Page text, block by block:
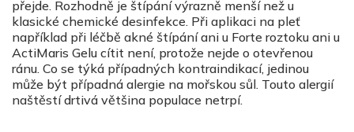
přejde. Rozhodně je štípání výrazně menší než u
klasické chemické desinfekce. Při aplikaci na pleť
například při léčbě akné štípání ani u Forte roztoku ani u
ActiMaris Gelu cítit není, protože nejde o otevřenou
ránu. Co se týká případných kontraindikací, jedinou
může být případná alergie na mořskou sůl. Touto alergií
naštěstí drtivá většina populace netrpí.